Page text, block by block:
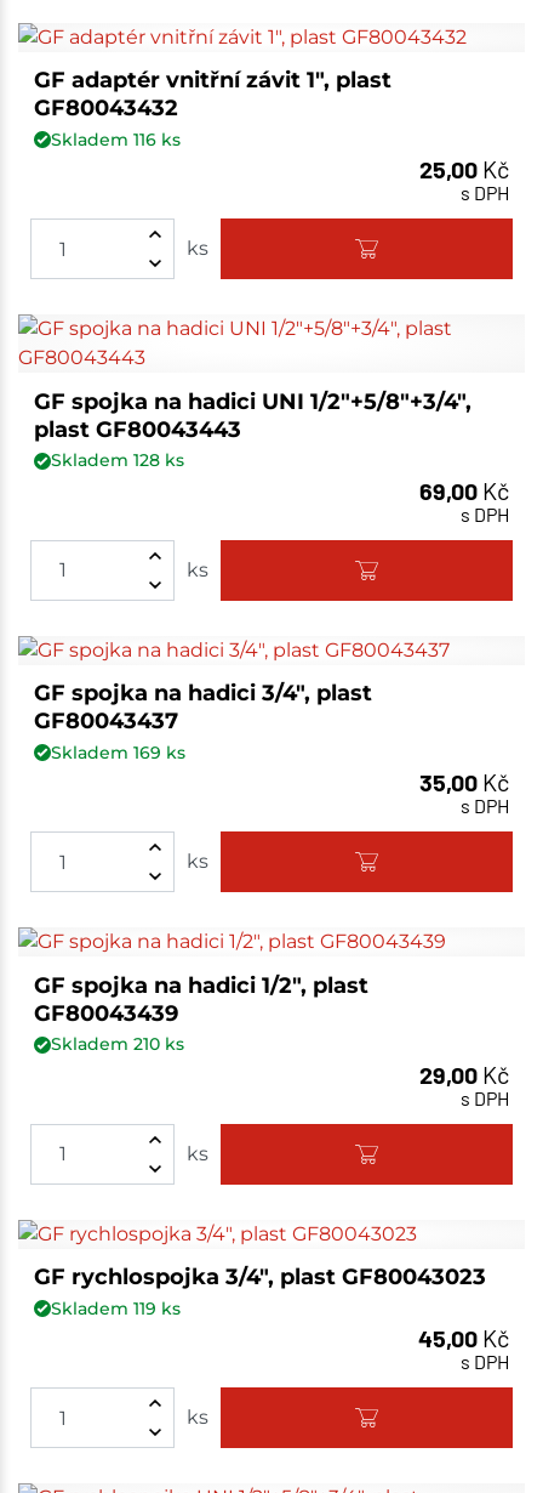
GF adaptér vnitřní závit 1", plast
GF80043432
Skladem 116ks
25,00 Kč
s DPH
ks
GF spojka na hadici UNI 1/2"+5/8"+3/4",
plast GF80043443
Skladem 128ks
69,00 Kč
s DPH
ks
GF spojka na hadici 3/4", plast
GF80043437
Skladem 169 ks
35,00 Kč
s DPH
ks
GF spojka na hadici 1/2", plast
GF80043439
Skladem 210ks
29,00 Kč
s DPH
ks
GF rychlospojka 3/4", plast GF80043023
Skladem 119 ks
45,00 Kč
s DPH
ks